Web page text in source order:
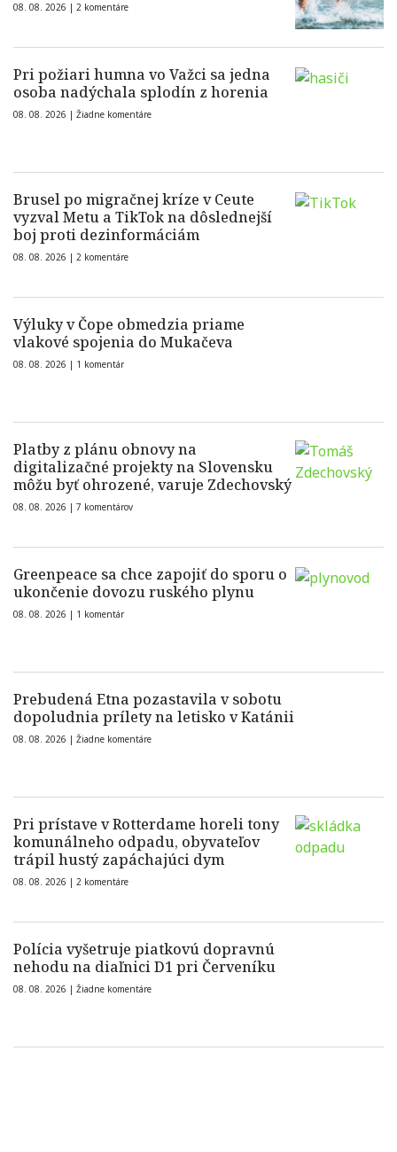
08. 08. 2026 | 2 komentáre
Pri požiari humna vo Važci sa jedna
osoba nadýchala splodín z horenia
08. 08. 2026 | Žiadne komentáre
Brusel po migračnej kríze v Ceute
vyzval Metu a TikTok na dôslednejší
boj proti dezinformáciám
08. 08. 2026 | 2 komentáre
Výluky v Čope obmedzia priame
vlakové spojenia do Mukačeva
08. 08. 2026 | 1 komentár
Platby z plánu obnovy na
digitalizačné projekty na Slovensku
môžu byť ohrozené, varuje Zdechovský
08. 08. 2026 | 7 komentárov
Greenpeace sa chce zapojiť do sporu o
ukončenie dovozu ruského plynu
08. 08. 2026 | 1 komentár
Prebudená Etna pozastavila v sobotu
dopoludnia prílety na letisko v Katánii
08. 08. 2026 | Žiadne komentáre
Pri prístave v Rotterdame horeli tony
komunálneho odpadu, obyvateľov
trápil hustý zapáchajúci dym
08. 08. 2026 | 2 komentáre
Polícia vyšetruje piatkovú dopravnú
nehodu na diaľnici D1 pri Červeníku
08. 08. 2026 | Žiadne komentáre